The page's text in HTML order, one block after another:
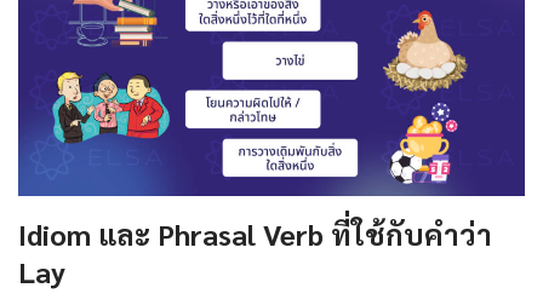
Idiom และ Phrasal Verb ที่ใช้กับคำว่า
Lay